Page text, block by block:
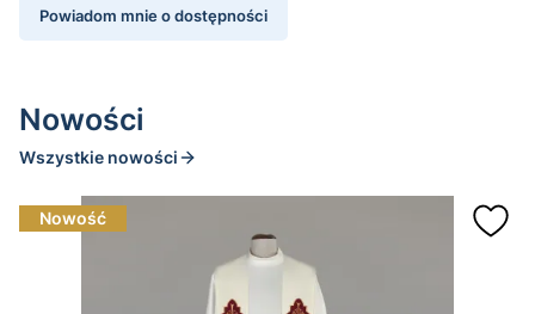
Powiadom mnie o dostępności
Nowości
Wszystkie nowości
Nowość